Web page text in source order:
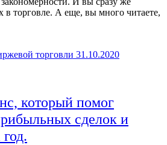
в торговле. А еще, вы много читаете,
торговли 31.10.2020
который помог
сделок и